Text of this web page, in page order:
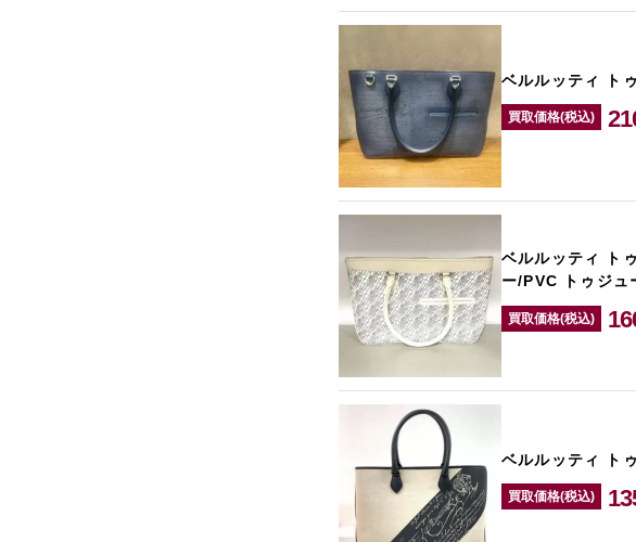
ベルルッティ ト
買取価格(税込)
ベルルッティ ト
ー/PVC トゥジュ
買取価格(税込)
ベルルッティ ト
買取価格(税込)